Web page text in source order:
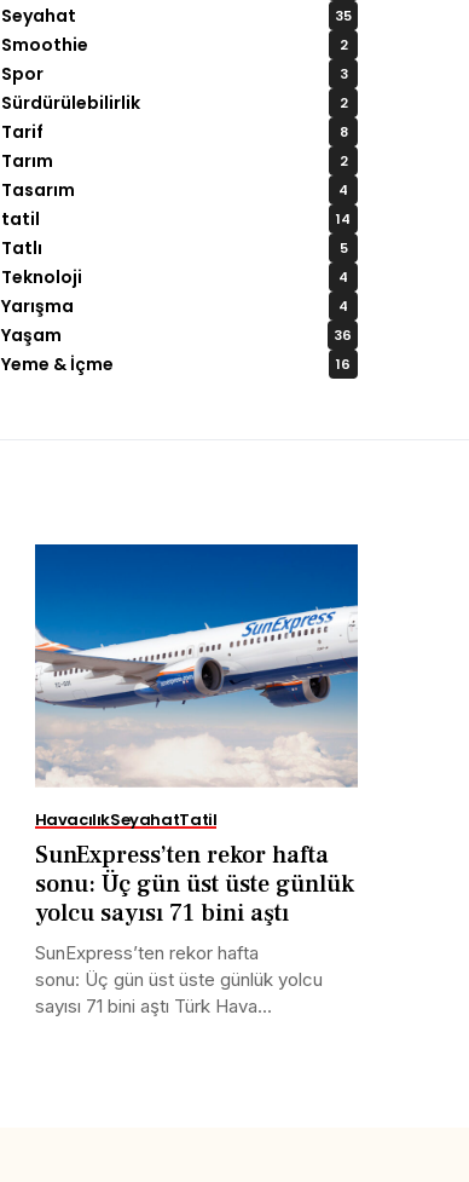
Seyahat 35
Smoothie 2
Spor 3
Sürdürülebilirlik 2
Tarif 8
Tarım 2
Tasarım 4
tatil 14
Tatlı 5
Teknoloji 4
Yarışma 4
Yaşam 36
Yeme & İçme 16
HavacılıkSeyahatTatil
SunExpress’ten rekor hafta
sonu: Üç gün üst üste günlük
yolcu sayısı 71 bini aştı
SunExpress’ten rekor hafta
sonu: Üç gün üst üste günlük yolcu
sayısı 71 bini aştı Türk Hava...